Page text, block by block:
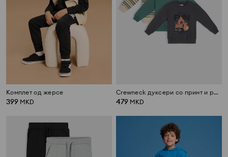
Комплет од жерсе
399 MKD
Crewneck дуксери со принт и риги 3 pack
479 MKD